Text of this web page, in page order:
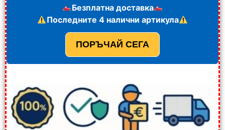
Безплатна доставка
Последните 4 налични артикула
ПОРЪЧАЙ СЕГА